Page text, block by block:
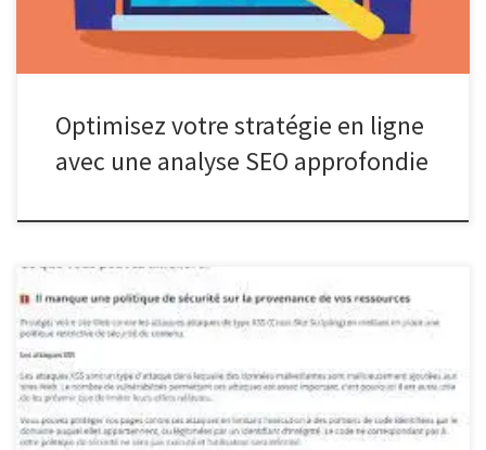
Optimisez votre stratégie en ligne
avec une analyse SEO approfondie
Article sur l’audit de site internet L’importance de l’audit de site
internet pour votre entreprise Un audit de site internet est un
processus essentiel pour toute entreprise cherchant à maximiser
sa présence en ligne et à améliorer ses performances numériques.
Cet examen approfondi permet d’évaluer la santé globale de